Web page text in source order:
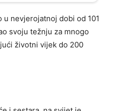
nevjerojatnoj dobi od 101
svoju težnju za mnogo
životni vijek do 200